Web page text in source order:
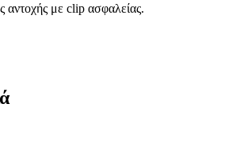
αντοχής με clip ασφαλείας.